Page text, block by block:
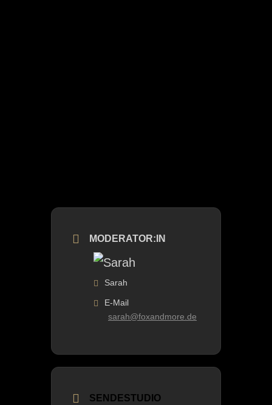
MODERATOR:IN
Sarah
E-Mail
sarah@foxandmore.de
SENDESTUDIO